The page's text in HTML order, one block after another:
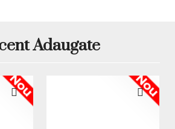
si se indeparteaza cuticulele,
o pila buffer pentru a indeparta
Adaugate
Nou Nou